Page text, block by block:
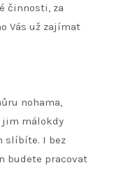
činnosti, za
Vás už zajímat
nohama,
jim málokdy
slíbíte. I bez
budete pracovat